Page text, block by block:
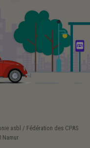
asbl / Fédération des CPAS
Namur